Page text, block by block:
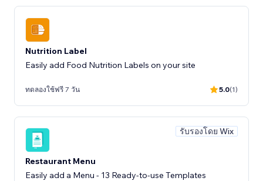
Nutrition Label
Easily add Food Nutrition Labels on your site
ทดลองใช้ฟรี 7 วัน 5.0(1)
รับรองโดย Wix
Restaurant Menu
Easily add a Menu - 13 Ready-to-use Templates